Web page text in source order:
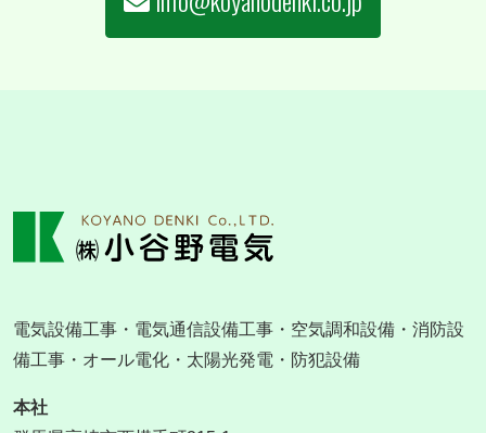
電気設備工事・電気通信設備工事・空気調和設備・消防設
備工事・オール電化・太陽光発電・防犯設備
本社